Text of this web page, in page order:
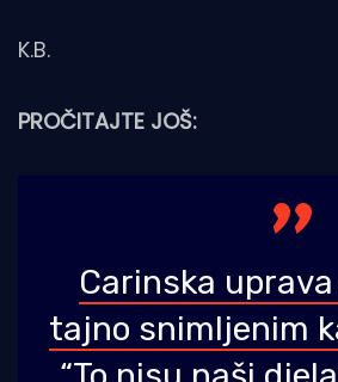
K.B.
PROČITAJTE JOŠ:
Carinska
tajno snimljenim